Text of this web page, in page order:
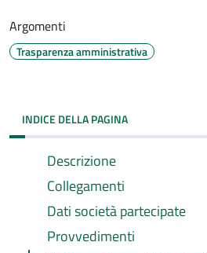
Argomenti
Trasparenza amministrativa
INDICE DELLA PAGINA
Descrizione
Collegamenti
Dati società partecipate
Provvedimenti